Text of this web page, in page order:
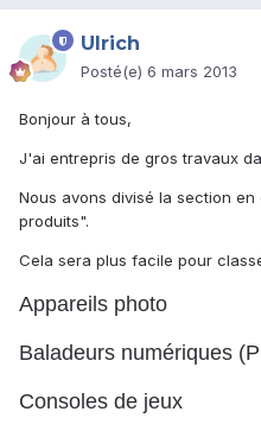
Ulrich
Posté(e) 6 mars 2013
Bonjour à tous,
J'ai entrepris de gros travaux
Nous avons divisé la section
produits".
Cela sera plus facile pour
Appareils photo
Baladeurs numériques
Consoles de jeux